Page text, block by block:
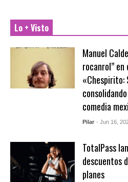
Lo + Visto
Manuel
rocanrol” en
«Chespirito:
comedia
Pilar - Jun 16,
TotalPass
descuentos
planes